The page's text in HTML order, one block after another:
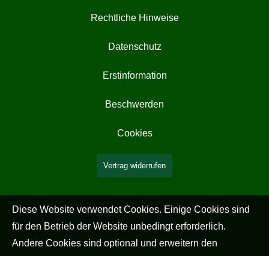
Rechtliche Hinweise
Datenschutz
Erstinformation
Beschwerden
Cookies
Vertrag widerrufen
Diese Website verwendet Cookies. Einige Cookies sind
für den Betrieb der Website unbedingt erforderlich.
Andere Cookies sind optional und erweitern den